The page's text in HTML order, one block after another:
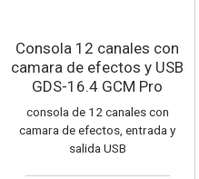
Consola 12 canales con
camara de efectos y USB
GDS-16.4 GCM Pro
consola de 12 canales con
camara de efectos, entrada y
salida USB